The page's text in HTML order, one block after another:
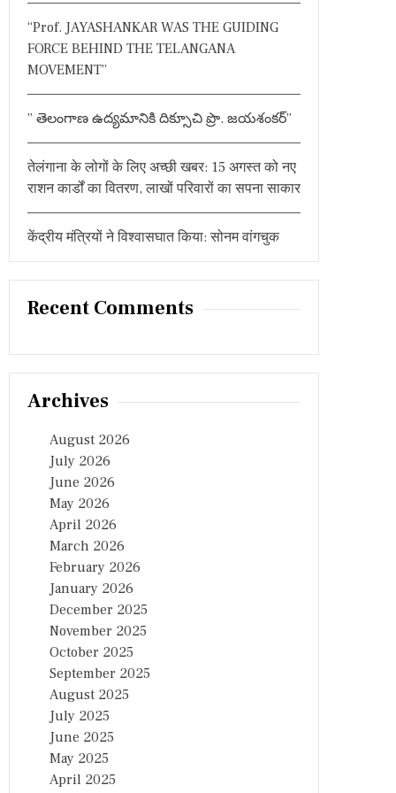
“Prof. JAYASHANKAR WAS THE GUIDING
FORCE BEHIND THE TELANGANA
MOVEMENT”
” తెలంగాణ ఉద్యమానికి దిక్సూచి ప్రొ. జయశంకర్”
तेलंगाना के लोगों के लिए अच्छी खबर: 15 अगस्त को नए
राशन कार्डों का वितरण, लाखों परिवारों का सपना साकार
केंद्रीय मंत्रियों ने विश्वासघात किया: सोनम वांगचुक
Recent Comments
Archives
August 2026
July 2026
June 2026
May 2026
April 2026
March 2026
February 2026
January 2026
December 2025
November 2025
October 2025
September 2025
August 2025
July 2025
June 2025
May 2025
April 2025